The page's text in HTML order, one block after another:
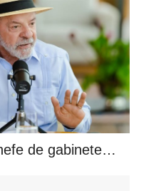
de gabinete…